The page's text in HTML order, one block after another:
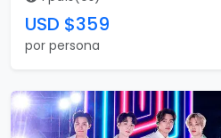
USD $359
por persona